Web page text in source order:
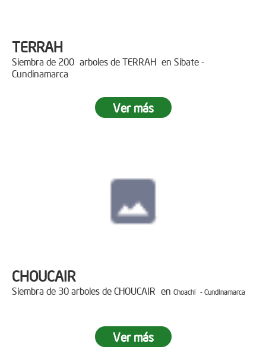
TERRAH
Siembra de 200 arboles de TERRAH en Sibate -
Cundinamarca
Ver más
CHOUCAIR
Siembra de 30 arboles de CHOUCAIR en Choachi - Cundinamarca
Ver más